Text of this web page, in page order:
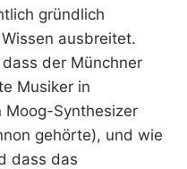
gründlich
ausbreitet.
der Münchner
Musiker in
Moog-Synthesizer
gehörte), und wie
dass das